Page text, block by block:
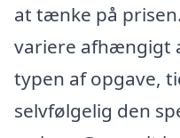
at tænke på
variere afhængigt
typen af opgave,
selvfølgelig den